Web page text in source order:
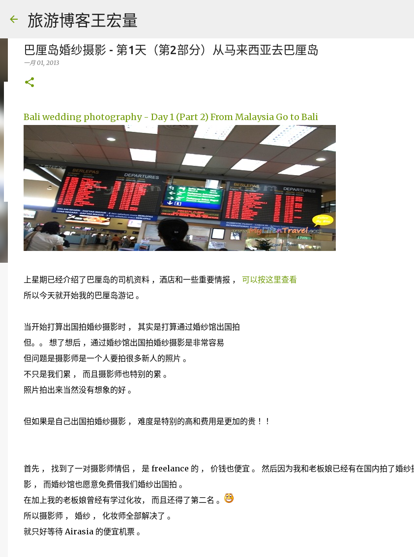
旅游博客王宏量
八月 06, 2026 FACEBOOK POST
巴厘岛婚纱摄影 - 第1天（第2部分）从马来西亚去巴厘岛
一月 01, 2013
Bali wedding photography - Day 1 (Part 2) From Malaysia Go to Bali
上星期已经介绍了巴厘岛的司机资料 ，酒店和一些重要情报 ， 可以按这里查看
所以今天就开始我的巴厘岛游记 。
当开始打算出国拍婚纱摄影时 ， 其实是打算通过婚纱馆出国拍
但。。 想了想后 ，通过婚纱馆出国拍婚纱摄影是非常容易
但问题是摄影师是一个人要拍很多新人的照片 。
不只是我们累 ， 而且摄影师也特别的累 。
照片拍出来当然没有想象的好 。
但如果是自己出国拍婚纱摄影 ， 难度是特别的高和费用是更加的贵 ！！
首先 ， 找到了一对摄影师情侣 ， 是 freelance 的 ， 价钱也便宜 。 然后因为我和老板娘已经有在国内拍了婚纱
影 ， 而婚纱馆也愿意免费借我们婚纱出国拍 。
在加上我的老板娘曾经有学过化妆， 而且还得了第二名 。
所以摄影师 ， 婚纱 ， 化妆师全部解决了 。
就只好等待 Airasia 的便宜机票 。